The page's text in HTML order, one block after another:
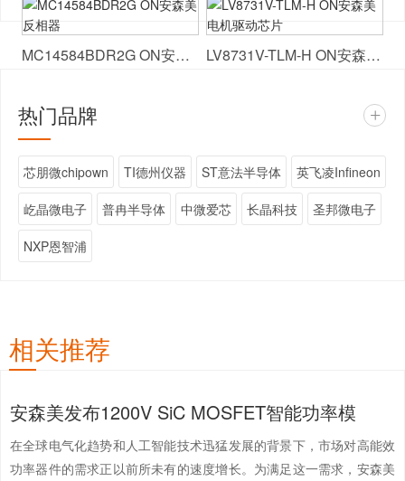
MC14584BDR2G ON安森美 反相器 LV8731V-TLM-H ON安森美 电机驱动芯片
热门品牌 +
芯朋微chipown TI德州仪器 ST意法半导体 英飞凌Infineon
屹晶微电子 普冉半导体 中微爱芯 长晶科技 圣邦微电子
NXP恩智浦
相关推荐
安森美发布1200V SiC MOSFET智能功率模
在全球电气化趋势和人工智能技术迅猛发展的背景下，市场对高能效
功率器件的需求正以前所未有的速度增长。为满足这一需求，安森美